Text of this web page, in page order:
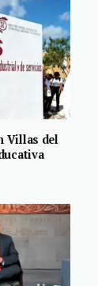
Villas del